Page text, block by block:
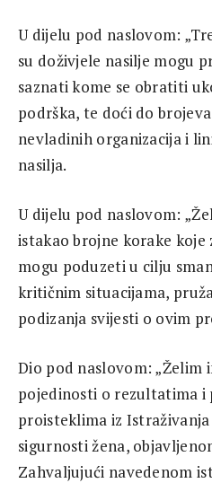
U dijelu pod naslovom:
su doživjele nasilje mogu
saznati kome se obratiti
podrška, te doći do
nevladinih organizacija i
nasilja.
U dijelu pod naslovom:
istakao brojne korake koje
mogu poduzeti u cilju
kritičnim situacijama,
podizanja svijesti o ovim
Dio pod naslovom: „Želim
pojedinosti o rezultatima i
proisteklima iz
sigurnosti žena,
Zahvaljujući navedenom